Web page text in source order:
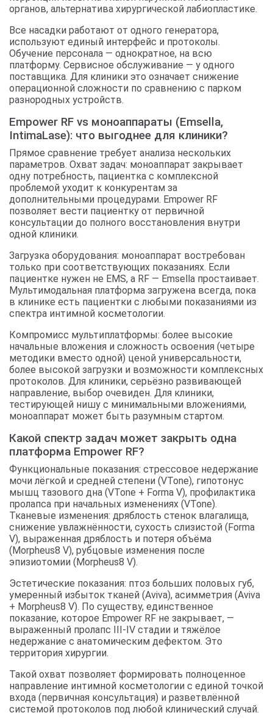
органов, альтернатива хирургической лабиопластике.
Все насадки работают от одного генератора,
используют единый интерфейс и протоколы.
Обучение персонала — однократное, на всю
платформу. Сервисное обслуживание — у одного
поставщика. Для клиники это означает снижение
операционной сложности по сравнению с парком
разнородных устройств.
Empower RF vs моноаппараты (Emsella,
IntimaLase): что выгоднее для клиники?
Прямое сравнение требует анализа нескольких
параметров. Охват задач: моноаппарат закрывает
одну потребность, пациентка с комплексной
проблемой уходит к конкурентам за
дополнительными процедурами. Empower RF
позволяет вести пациентку от первичной
консультации до полного восстановления внутри
одной клиники.
Загрузка оборудования: моноаппарат востребован
только при соответствующих показаниях. Если
пациентке нужен не EMS, а RF — Emsella простаивает.
Мультимодальная платформа загружена всегда, пока
в клинике есть пациентки с любыми показаниями из
спектра интимной косметологии.
Компромисс мультиплатформы: более высокие
начальные вложения и сложность освоения (четыре
методики вместо одной) ценой универсальности,
более высокой загрузки и возможности комплексных
протоколов. Для клиники, серьёзно развивающей
направление, выбор очевиден. Для клиники,
тестирующей нишу с минимальными вложениями,
моноаппарат может быть разумным стартом.
Какой спектр задач может закрыть одна
платформа Empower RF?
Функциональные показания: стрессовое недержание
мочи лёгкой и средней степени (VTone), гипотонус
мышц тазового дна (VTone + Forma V), профилактика
пролапса при начальных изменениях (VTone).
Тканевые изменения: дряблость стенок влагалища,
снижение увлажнённости, сухость слизистой (Forma
V), выраженная дряблость и потеря объёма
(Morpheus8 V), рубцовые изменения после
эпизиотомии (Morpheus8 V).
Эстетические показания: птоз больших половых губ,
умеренный избыток тканей (Aviva), асимметрия (Aviva
+ Morpheus8 V). По существу, единственное
показание, которое Empower RF не закрывает, —
выраженный пролапс III-IV стадии и тяжёлое
недержание с анатомическим дефектом. Это
территория хирургии.
Такой охват позволяет формировать полноценное
направление интимной косметологии с единой точкой
входа (первичная консультация) и разветвлённой
системой протоколов под любой клинический случай.